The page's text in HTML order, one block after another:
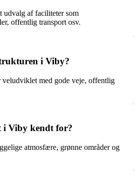
udvalg af faciliteter som
offentlig transport osv.
i Viby?
med gode veje, offentlig
i Viby kendt for?
atmosfære, grønne områder og